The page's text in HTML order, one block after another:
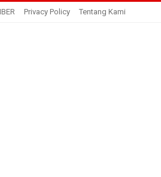
Privacy Policy Tentang Kami